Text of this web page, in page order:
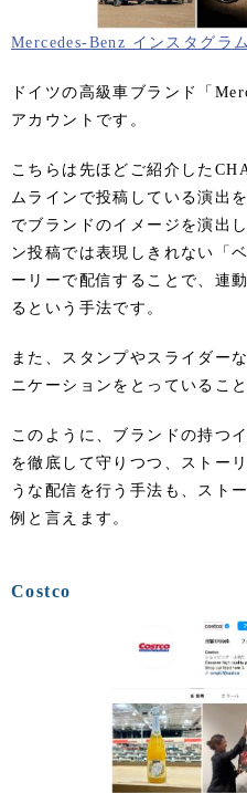
Mercedes-Benz インスタグラ
ドイツの高級車ブランド「
アカウントです。
こちらは先ほどご紹介した
ムラインで投稿している演出
でブランドのイメージを演出
ン投稿では表現しきれない「
ーリーで配信することで、連
るという手法です。
また、スタンプやスライダー
ニケーションをとっているこ
このように、ブランドの持つ
を徹底して守りつつ、ストー
うな配信を行う手法も、スト
例と言えます。
Costco